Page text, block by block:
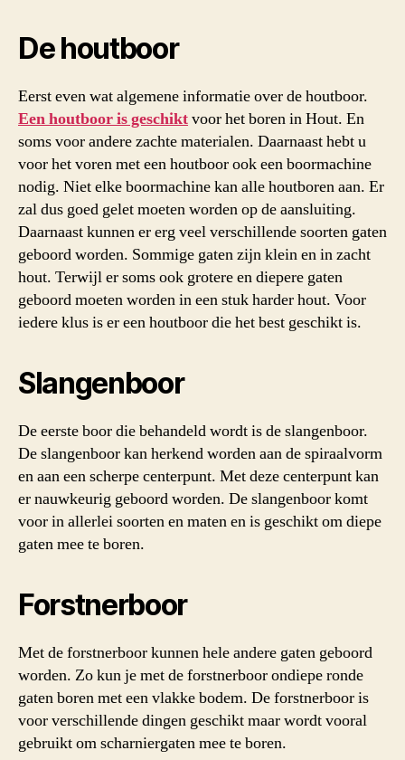
De houtboor
Eerst even wat algemene informatie over de houtboor.
Een houtboor is geschiktvoor het boren in Hout. En
soms voor andere zachte materialen. Daarnaast hebt u
voor het voren met een houtboor ook een boormachine
nodig. Niet elke boormachine kan alle houtboren aan. Er
zal dus goed gelet moeten worden op de aansluiting.
Daarnaast kunnen er erg veel verschillende soorten gaten
geboord worden. Sommige gaten zijn klein en in zacht
hout. Terwijl er soms ook grotere en diepere gaten
geboord moeten worden in een stuk harder hout. Voor
iedere klus is er een houtboor die het best geschikt is.
Slangenboor
De eerste boor die behandeld wordt is de slangenboor.
De slangenboor kan herkend worden aan de spiraalvorm
en aan een scherpe centerpunt. Met deze centerpunt kan
er nauwkeurig geboord worden. De slangenboor komt
voor in allerlei soorten en maten en is geschikt om diepe
gaten mee te boren.
Forstnerboor
Met de forstnerboor kunnen hele andere gaten geboord
worden. Zo kun je met de forstnerboor ondiepe ronde
gaten boren met een vlakke bodem. De forstnerboor is
voor verschillende dingen geschikt maar wordt vooral
gebruikt om scharniergaten mee te boren.